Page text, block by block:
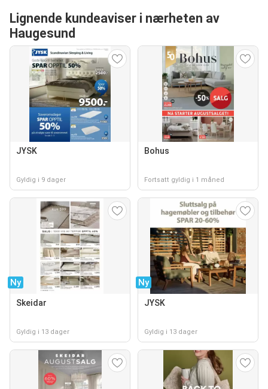
Lignende kundeaviser i nærheten av
Haugesund
JYSK
Gyldig i 9 dager
Bohus
Fortsatt gyldig i 1 måned
Ny
Skeidar
Gyldig i 13 dager
Ny
JYSK
Gyldig i 13 dager